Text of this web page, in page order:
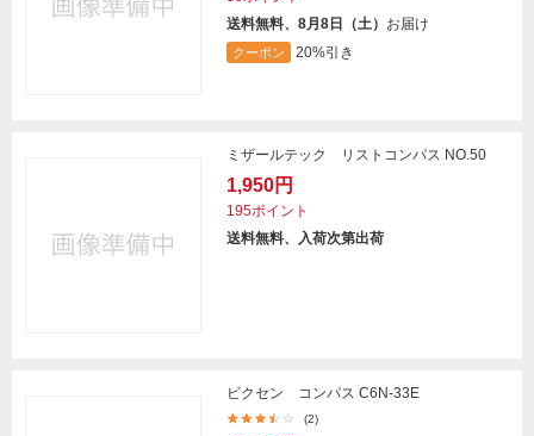
送料無料、8月8日（土） お届け
クーポン 20%引き
ミザールテック リストコンパス NO.50
1,950円
195ポイント
送料無料、入荷次第出荷
ビクセン コンパス C6N-33E
(2)